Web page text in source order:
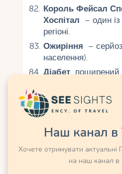
Король Фейсал
Хоспітал – один
регіоні.
Ожиріння –
населення).
Діабетпоширений
До 2019 року не
клубів для жінок.
у 2010-х.
У країні
громадських
Наш канал в
Хочете отримувати актуальні
на наш канал в